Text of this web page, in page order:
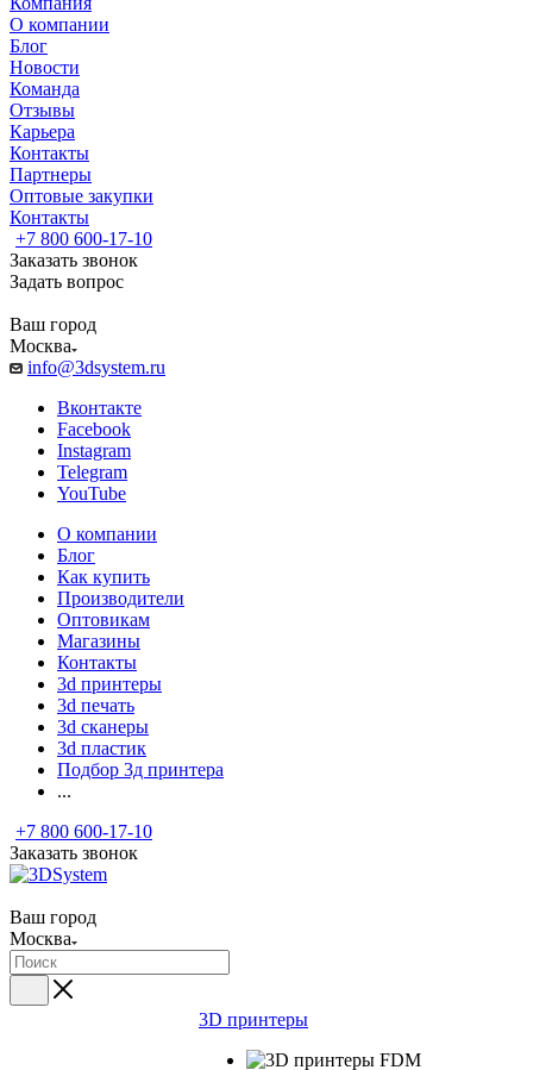
О компании
Блог
Новости
Команда
Отзывы
Карьера
Контакты
Партнеры
Оптовые закупки
Контакты
+7 800 600-17-10
Заказать звонок
Задать вопрос
Ваш город
Москва
info@3dsystem.ru
Вконтакте
Facebook
Instagram
Telegram
YouTube
О компании
Блог
Как купить
Производители
Оптовикам
Магазины
Контакты
3d принтеры
3d печать
3d сканеры
3d пластик
Подбор 3д принтера
...
+7 800 600-17-10
Заказать звонок
Ваш город
Москва
3D принтеры